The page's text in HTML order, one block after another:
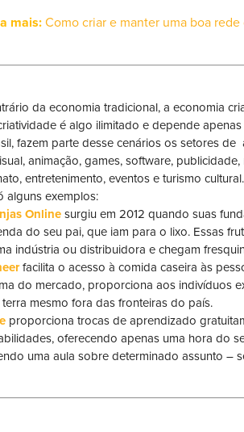
mais: Como criar e manter uma boa rede
da economia tradicional, a economia
é algo ilimitado e depende
fazem parte desse cenários os setores de
animação, games, software,
entretenimento, eventos e turismo cultural.
alguns exemplos:
Online surgiu em 2012 quando suas
do seu pai, que iam para o lixo. Essas
indústria ou distribuidora e chegam
facilita o acesso à comida caseira às
do mercado, proporciona aos indivíduos
mesmo fora das fronteiras do país.
proporciona trocas de aprendizado
oferecendo apenas uma hora do
uma aula sobre determinado assunto –